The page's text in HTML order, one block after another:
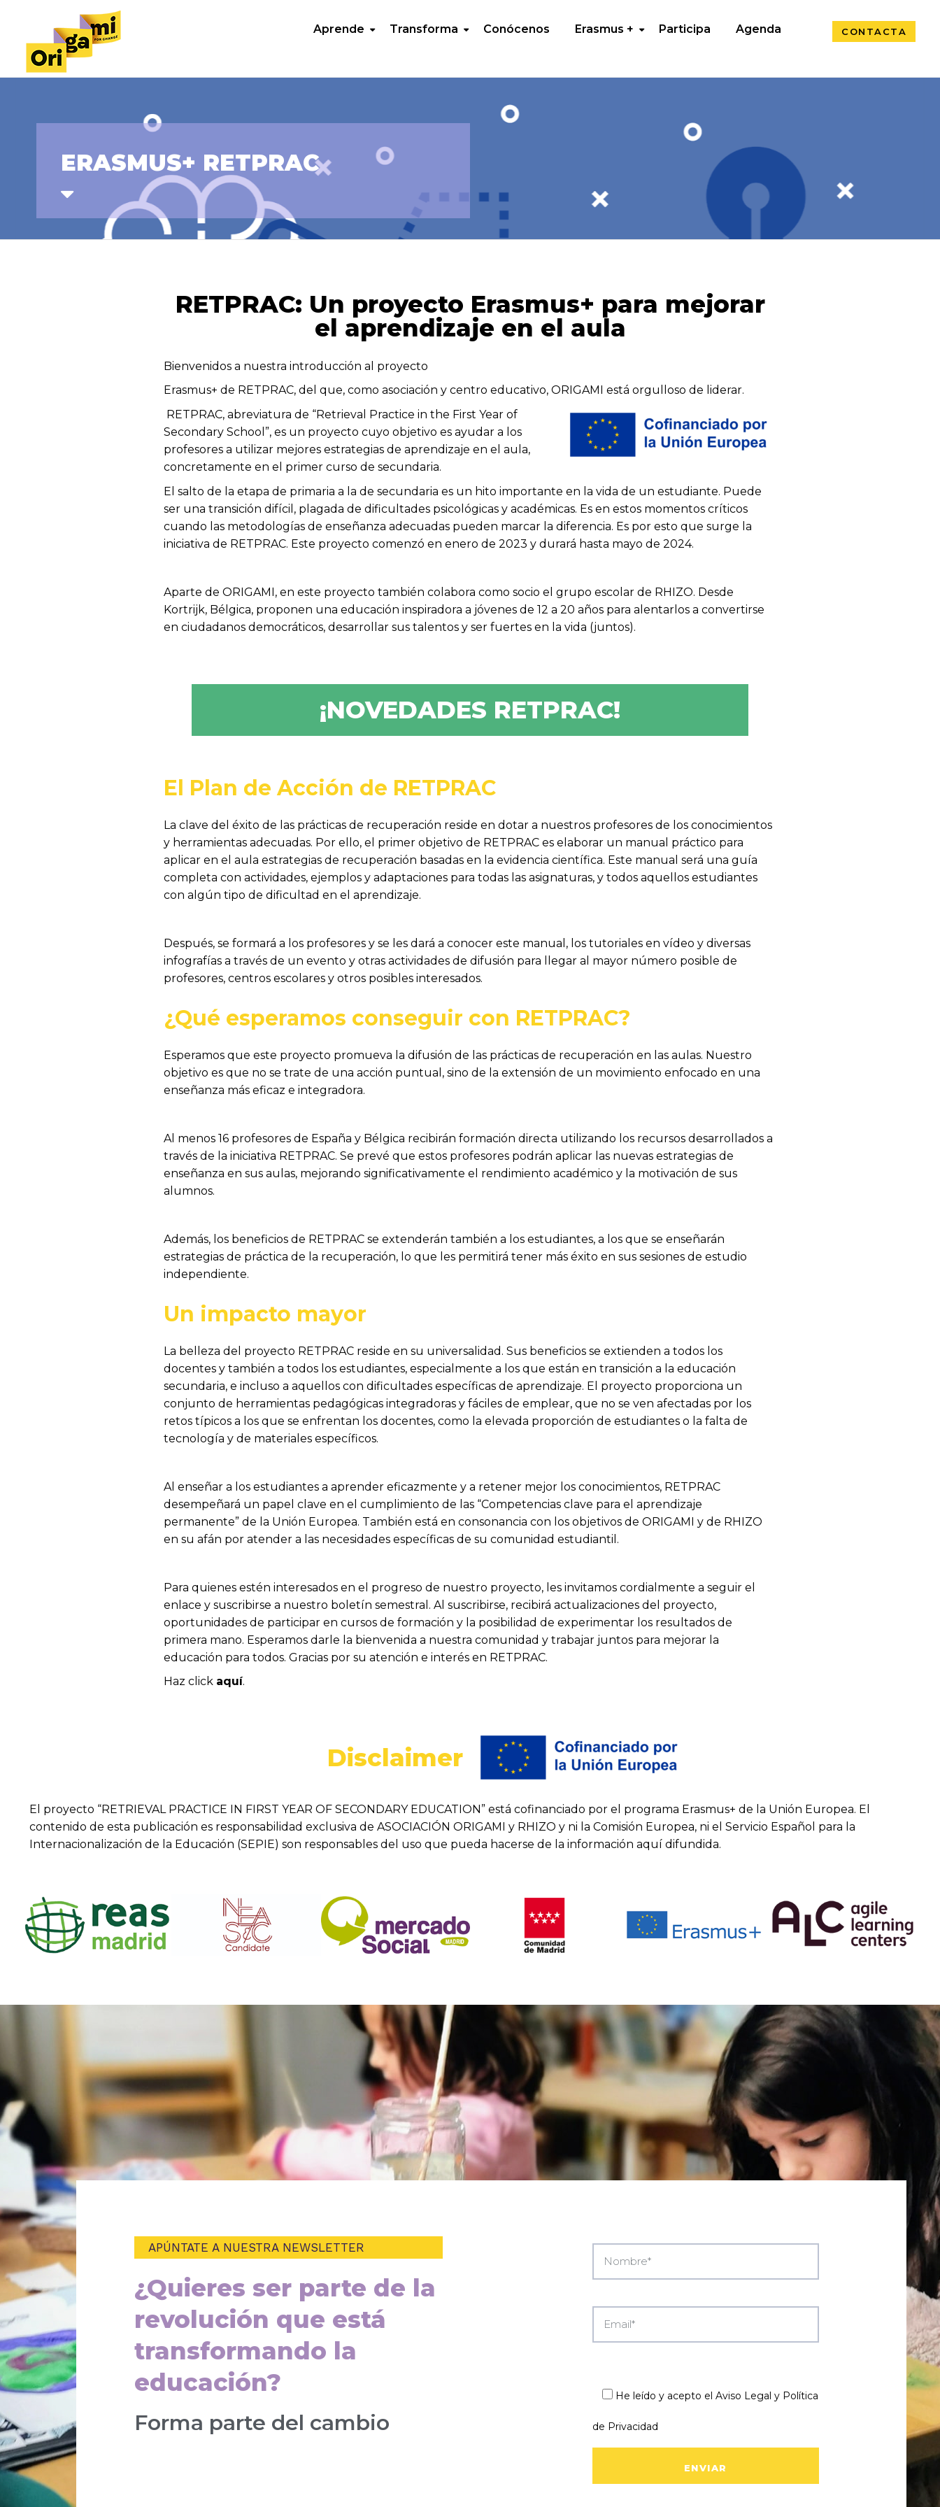
Aprende Transforma Conócenos Erasmus + Participa Agenda CONTACTA
ERASMUS+ RETPRAC
RETPRAC: Un proyecto Erasmus+ para mejorar
el aprendizaje en el aula
Bienvenidos a nuestra introducción al proyecto
Erasmus+ de RETPRAC, del que, como asociación y centro educativo, ORIGAMI está orgulloso de liderar.
RETPRAC, abreviatura de “Retrieval Practice in the First Year of
Secondary School”, es un proyecto cuyo objetivo es ayudar a los
profesores a utilizar mejores estrategias de aprendizaje en el aula,
concretamente en el primer curso de secundaria.
El salto de la etapa de primaria a la de secundaria es un hito importante en la vida de un estudiante. Puede
ser una transición difícil, plagada de dificultades psicológicas y académicas. Es en estos momentos críticos
cuando las metodologías de enseñanza adecuadas pueden marcar la diferencia. Es por esto que surge la
iniciativa de RETPRAC. Este proyecto comenzó en enero de 2023 y durará hasta mayo de 2024.
Aparte de ORIGAMI, en este proyecto también colabora como socio el grupo escolar de RHIZO. Desde
Kortrijk, Bélgica, proponen una educación inspiradora a jóvenes de 12 a 20 años para alentarlos a convertirse
en ciudadanos democráticos, desarrollar sus talentos y ser fuertes en la vida (juntos).
¡NOVEDADES RETPRAC!
El Plan de Acción de RETPRAC
La clave del éxito de las prácticas de recuperación reside en dotar a nuestros profesores de los conocimientos
y herramientas adecuadas. Por ello, el primer objetivo de RETPRAC es elaborar un manual práctico para
aplicar en el aula estrategias de recuperación basadas en la evidencia científica. Este manual será una guía
completa con actividades, ejemplos y adaptaciones para todas las asignaturas, y todos aquellos estudiantes
con algún tipo de dificultad en el aprendizaje.
Después, se formará a los profesores y se les dará a conocer este manual, los tutoriales en vídeo y diversas
infografías a través de un evento y otras actividades de difusión para llegar al mayor número posible de
profesores, centros escolares y otros posibles interesados.
¿Qué esperamos conseguir con RETPRAC?
Esperamos que este proyecto promueva la difusión de las prácticas de recuperación en las aulas. Nuestro
objetivo es que no se trate de una acción puntual, sino de la extensión de un movimiento enfocado en una
enseñanza más eficaz e integradora.
Al menos 16 profesores de España y Bélgica recibirán formación directa utilizando los recursos desarrollados a
través de la iniciativa RETPRAC. Se prevé que estos profesores podrán aplicar las nuevas estrategias de
enseñanza en sus aulas, mejorando significativamente el rendimiento académico y la motivación de sus
alumnos.
Además, los beneficios de RETPRAC se extenderán también a los estudiantes, a los que se enseñarán
estrategias de práctica de la recuperación, lo que les permitirá tener más éxito en sus sesiones de estudio
independiente.
Un impacto mayor
La belleza del proyecto RETPRAC reside en su universalidad. Sus beneficios se extienden a todos los
docentes y también a todos los estudiantes, especialmente a los que están en transición a la educación
secundaria, e incluso a aquellos con dificultades específicas de aprendizaje. El proyecto proporciona un
conjunto de herramientas pedagógicas integradoras y fáciles de emplear, que no se ven afectadas por los
retos típicos a los que se enfrentan los docentes, como la elevada proporción de estudiantes o la falta de
tecnología y de materiales específicos.
Al enseñar a los estudiantes a aprender eficazmente y a retener mejor los conocimientos, RETPRAC
desempeñará un papel clave en el cumplimiento de las “Competencias clave para el aprendizaje
permanente” de la Unión Europea. También está en consonancia con los objetivos de ORIGAMI y de RHIZO
en su afán por atender a las necesidades específicas de su comunidad estudiantil.
Para quienes estén interesados en el progreso de nuestro proyecto, les invitamos cordialmente a seguir el
enlace y suscribirse a nuestro boletín semestral. Al suscribirse, recibirá actualizaciones del proyecto,
oportunidades de participar en cursos de formación y la posibilidad de experimentar los resultados de
primera mano. Esperamos darle la bienvenida a nuestra comunidad y trabajar juntos para mejorar la
educación para todos. Gracias por su atención e interés en RETPRAC.
Haz click aquí.
Disclaimer
El proyecto “RETRIEVAL PRACTICE IN FIRST YEAR OF SECONDARY EDUCATION” está cofinanciado por el programa Erasmus+ de la Unión Europea. El
contenido de esta publicación es responsabilidad exclusiva de ASOCIACIÓN ORIGAMI y RHIZO y ni la Comisión Europea, ni el Servicio Español para la
Internacionalización de la Educación (SEPIE) son responsables del uso que pueda hacerse de la información aquí difundida.
APÚNTATE A NUESTRA NEWSLETTER
¿Quieres ser parte de la
revolución que está
transformando la
educación?
Forma parte del cambio
He leído y acepto el Aviso Legal y Política
de Privacidad